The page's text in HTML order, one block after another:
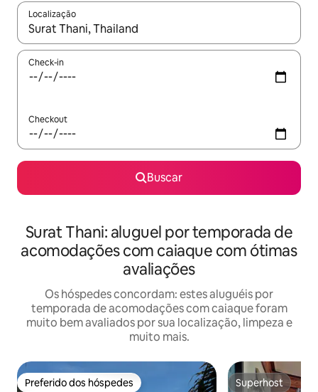
Localização
Quando os resultados estiverem disponíveis, explore-os
Check-in
Checkout
Buscar
Surat Thani: aluguel por temporada de
acomodações com caiaque com ótimas
avaliações
Os hóspedes concordam: estes aluguéis por
temporada de acomodações com caiaque foram
muito bem avaliados por sua localização, limpeza e
muito mais.
Preferido dos hóspedes
Preferido dos hóspedes Superhost
Superhost